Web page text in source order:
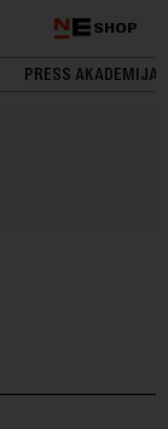
SHOP
PRESS AKADEMIJA